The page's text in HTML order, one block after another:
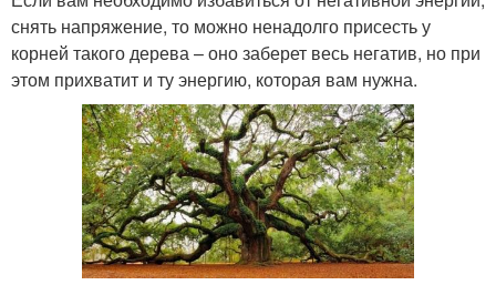
снять напряжение, то можно ненадолго присесть у
корней такого дерева – оно заберет весь негатив, но при
этом прихватит и ту энергию, которая вам нужна.